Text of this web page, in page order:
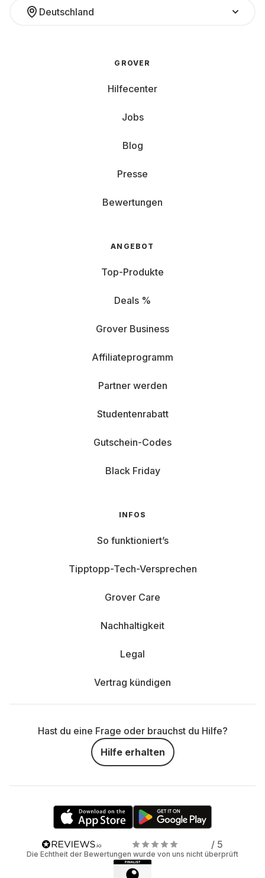
Deutschland
GROVER
Hilfecenter
Jobs
Blog
Presse
Bewertungen
ANGEBOT
Top-Produkte
Deals %
Grover Business
Affiliateprogramm
Partner werden
Studentenrabatt
Gutschein-Codes
Black Friday
INFOS
So funktioniert’s
Tipptopp-Tech-Versprechen
Grover Care
Nachhaltigkeit
Legal
Vertrag kündigen
Hast du eine Frage oder brauchst du Hilfe?
Hilfe erhalten
/ 5
Die Echtheit der Bewertungen wurde von uns nicht überprüft